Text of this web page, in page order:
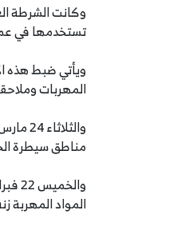
وكانت الشرطة
تستخدمها في
ويأتي ضبط هذه
المهربات
مناطق سيطرة
المواد المهربة زنة 200 طن تستخدم في صناعة المواد المتفجرة كانت في طريقها